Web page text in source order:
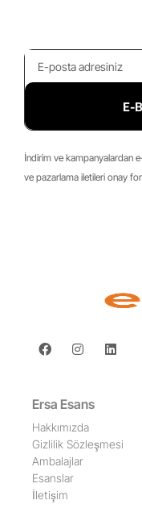
E-
İndirim ve kampanyalardan
ve pazarlama iletileri onay
Ersa Esans
Hakkımızda
Gizlilik Sözleşmesi
Ambalajlar
Esanslar
İletişim